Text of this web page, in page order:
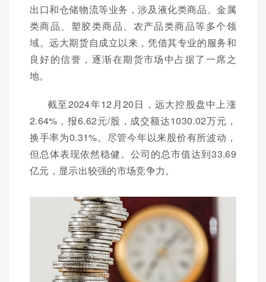
出口和仓储物流等业务，涉及液化类商品、金属
类商品、塑胶类商品、农产品类商品等多个领
域。远大期货自成立以来，凭借其专业的服务和
良好的信誉，逐渐在期货市场中占据了一席之
地。
截至2024年12月20日，远大控股盘中上涨
2.64%，报6.62元/股，成交额达1030.02万元，
换手率为0.31%。尽管今年以来股价有所波动，
但总体表现依然稳健。公司的总市值达到33.69
亿元，显示出较强的市场竞争力。